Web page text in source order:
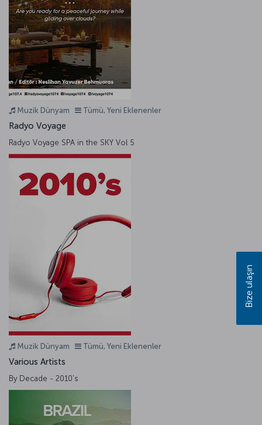
Muzik Dünyam Tümü, Yeni Eklenenler
Radyo Voyage
Radyo Voyage SPA in the SKY Vol 5
Muzik Dünyam Tümü, Yeni Eklenenler
Various Artists
By Decade - 2010's
Bize ulaşın